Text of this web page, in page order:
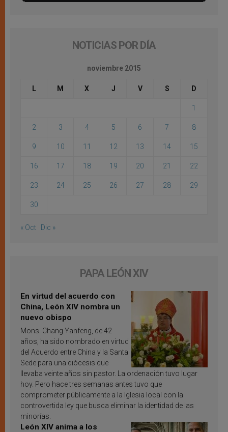
NOTICIAS POR DÍA
noviembre 2015
L M X J V S D
1
2 3 4 5 6 7 8
9 10 11 12 13 14 15
16 17 18 19 20 21 22
23 24 25 26 27 28 29
30
« Oct Dic »
PAPA LEÓN XIV
En virtud del acuerdo con
China, León XIV nombra un
nuevo obispo
Mons. Chang Yanfeng, de 42
años, ha sido nombrado en virtud
del Acuerdo entre China y la Santa
Sede para una diócesis que
llevaba veinte años sin pastor. La ordenación tuvo lugar
hoy. Pero hace tres semanas antes tuvo que
comprometer públicamente a la Iglesia local con la
controvertida ley que busca eliminar la identidad de las
minorías.
León XIV anima a los